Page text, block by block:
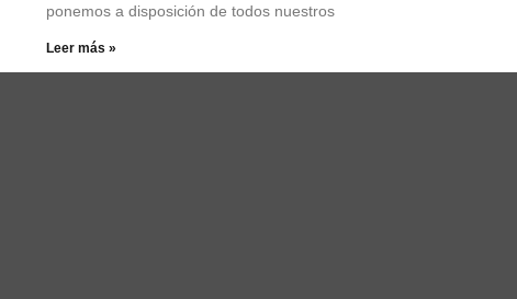
ponemos a disposición de todos nuestros
Leer más »